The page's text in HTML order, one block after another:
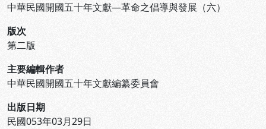
中華民國開國五十年文獻—革命之倡導與發展（六）
版次
第二版
主要編輯作者
中華民國開國五十年文獻編纂委員會
出版日期
民國053年03月29日